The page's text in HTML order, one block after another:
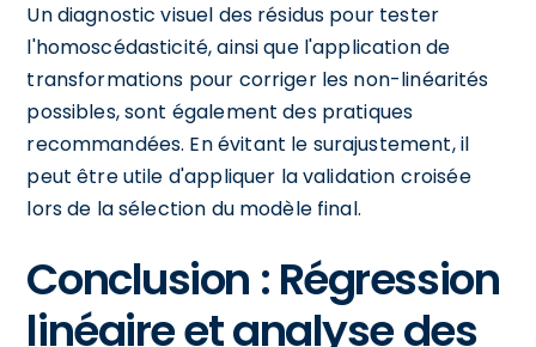
Un diagnostic visuel des résidus pour tester
l'homoscédasticité, ainsi que l'application de
transformations pour corriger les non-linéarités
possibles, sont également des pratiques
recommandées. En évitant le surajustement, il
peut être utile d'appliquer la validation croisée
lors de la sélection du modèle final.
Conclusion : Régression
linéaire et analyse des